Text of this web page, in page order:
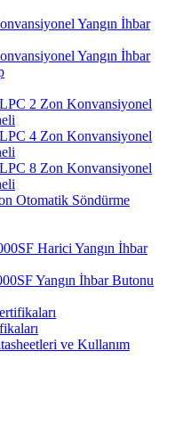
Yangın İhbar
Yangın İhbar
2 Zon Konvansiyonel
4 Zon Konvansiyonel
8 Zon Konvansiyonel
Otomatik Söndürme
Harici Yangın İhbar
Yangın İhbar Butonu
ve Kullanım